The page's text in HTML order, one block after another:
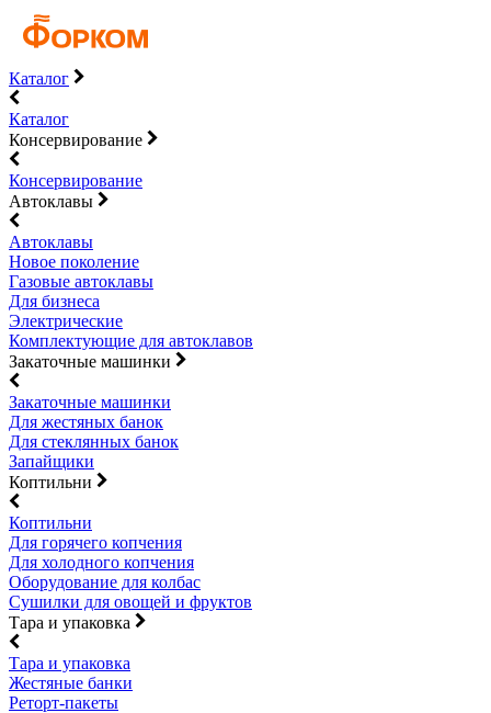
Каталог
Каталог
Консервирование
Консервирование
Автоклавы
Автоклавы
Новое поколение
Газовые автоклавы
Для бизнеса
Электрические
Комплектующие для автоклавов
Закаточные машинки
Закаточные машинки
Для жестяных банок
Для стеклянных банок
Запайщики
Коптильни
Коптильни
Для горячего копчения
Для холодного копчения
Оборудование для колбас
Сушилки для овощей и фруктов
Тара и упаковка
Тара и упаковка
Жестяные банки
Реторт-пакеты